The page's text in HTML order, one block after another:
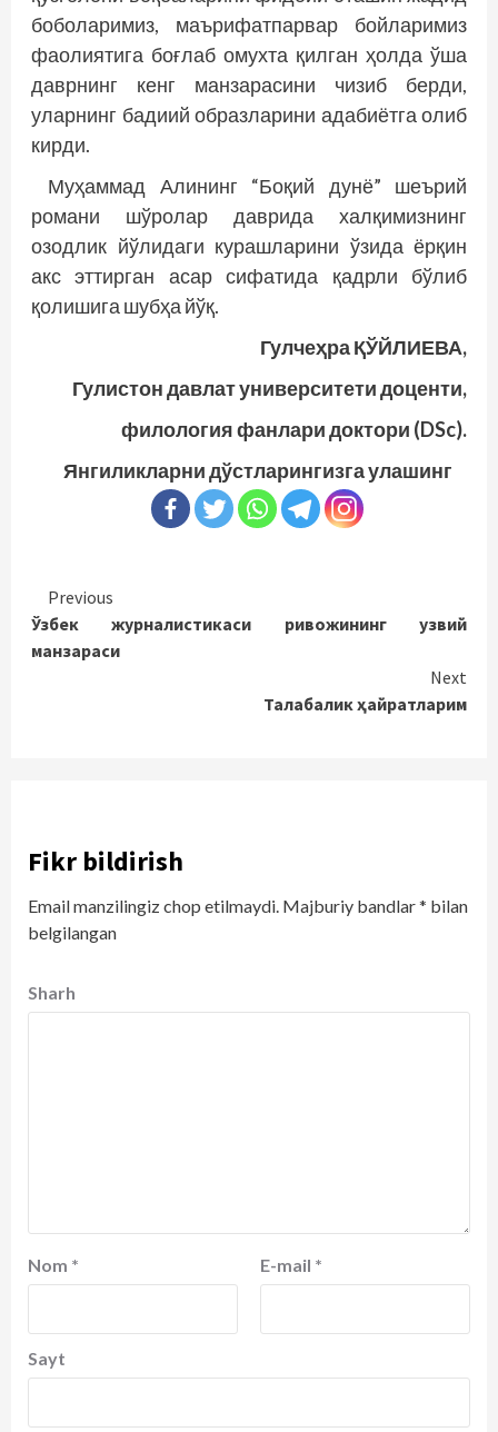
боболаримиз, маърифатпарвар бойларимиз
фаолиятига боғлаб омухта қилган ҳолда ўша
даврнинг кенг манзарасини чизиб берди,
уларнинг бадиий образларини адабиётга олиб
кирди.
Муҳаммад Алининг “Боқий дунё” шеърий
романи шўролар даврида халқимизнинг
озодлик йўлидаги курашларини ўзида ёрқин
акс эттирган асар сифатида қадрли бўлиб
қолишига шубҳа йўқ.
Гулчеҳра ҚЎЙЛИЕВА,
Гулистон давлат университети доценти,
филология фанлари доктори (DSc).
Янгиликларни дўстларингизга улашинг
Continue
Reading
Previous
Ўзбек журналистикаси ривожининг узвий
манзараси
Next
Талабалик ҳайратларим
Fikr bildirish
Email manzilingiz chop etilmaydi. Majburiy bandlar* bilan
belgilangan
Sharh
Nom * E-mail *
Sayt